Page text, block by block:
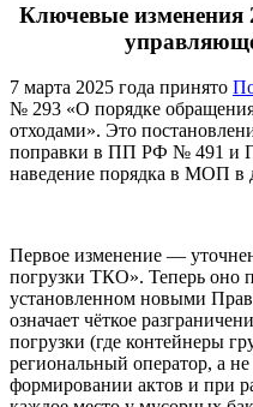
Ключевые изменения
7 марта 2025 года принято
№ 293 «О порядке
отходами». Это
поправки в ПП РФ № 491 и
наведение порядка в МОП в
Первое изменение —
погрузки ТКО». Теперь оно
установленном новыми
означает чёткое
погрузки (где контейнеры
региональный оператор, а
формировании актов и при